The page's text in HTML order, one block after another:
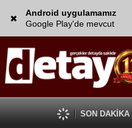
Android uygulamamız
Google Play'de mevcut
SON DAKİKA